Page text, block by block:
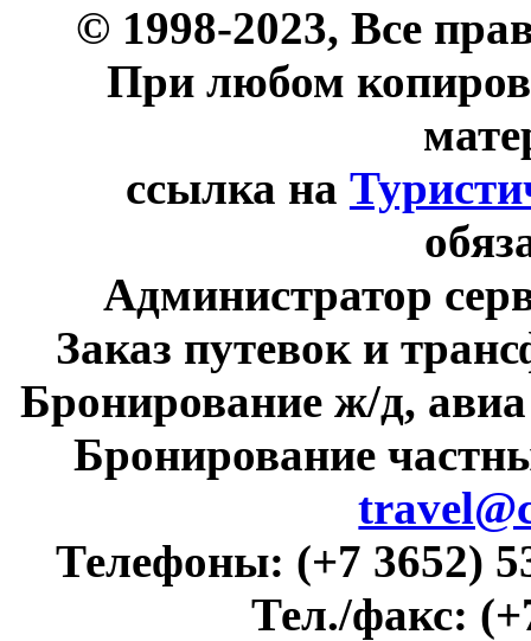
© 1998-2023, Все
При любом
ссылка на
Администратор
Заказ путевок и
Бронирование ж/д,
Бронирование
Телефоны: (+7 3652)
Тел./факс: